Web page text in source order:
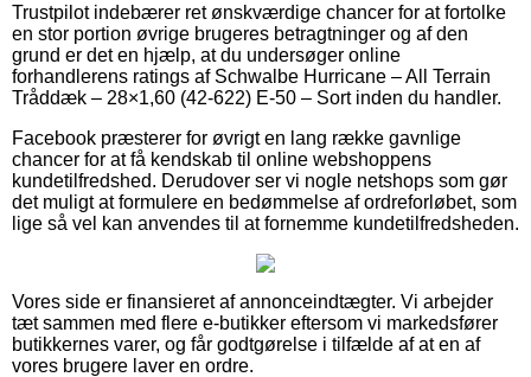
Trustpilot indebærer ret ønskværdige chancer for at fortolke
en stor portion øvrige brugeres betragtninger og af den
grund er det en hjælp, at du undersøger online
forhandlerens ratings af Schwalbe Hurricane – All Terrain
Tråddæk – 28×1,60 (42-622) E-50 – Sort inden du handler.
Facebook præsterer for øvrigt en lang række gavnlige
chancer for at få kendskab til online webshoppens
kundetilfredshed. Derudover ser vi nogle netshops som gør
det muligt at formulere en bedømmelse af ordreforløbet, som
lige så vel kan anvendes til at fornemme kundetilfredsheden.
Vores side er finansieret af annonceindtægter. Vi arbejder
tæt sammen med flere e-butikker eftersom vi markedsfører
butikkernes varer, og får godtgørelse i tilfælde af at en af
vores brugere laver en ordre.